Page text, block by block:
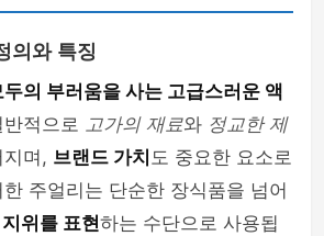
의와 특징
두의 부러움을 사는 고급스러운 액
적으로 고가의 재료와 정교한 제
며, 브랜드 가치 도 중요한 요소로
주얼리는 단순한 장식품을 넘어
위를 표현하는 수단으로 사용됩